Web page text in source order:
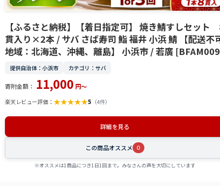
【ふるさと納税】【着日指定可】 焼き鯖すしセット
貫入り×2本 / サバ さば寿司 鮨 福井 小浜 鯖 【配送不
地域：北海道、沖縄、離島】 小浜市 / 若廣
提供自治体：小浜市 カテゴリ：サバ
寄附金額： 11,000 円～
楽天レビュー評価： ★★★★★5 （4件）
詳細を見る
この商品オススメ 0
※オススメは1商品につき1日1回まで。みなさんの声を大切にしています